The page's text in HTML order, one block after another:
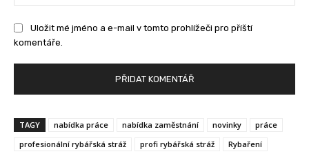
Uložit mé jméno a e-mail v tomto prohlížeči pro příští
komentáře.
TAGY nabídka práce nabídka zaměstnání novinky
práce
profesionální rybářská stráž
profi rybářská stráž Rybaření